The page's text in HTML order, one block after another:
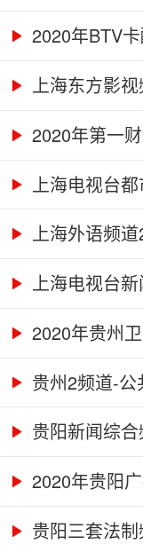
2020年BTV
上海东方影
2020年第一
上海电视台
上海外语频
上海电视台
2020年贵州
贵州2频道-
贵阳新闻综
2020年贵阳
贵阳三套法